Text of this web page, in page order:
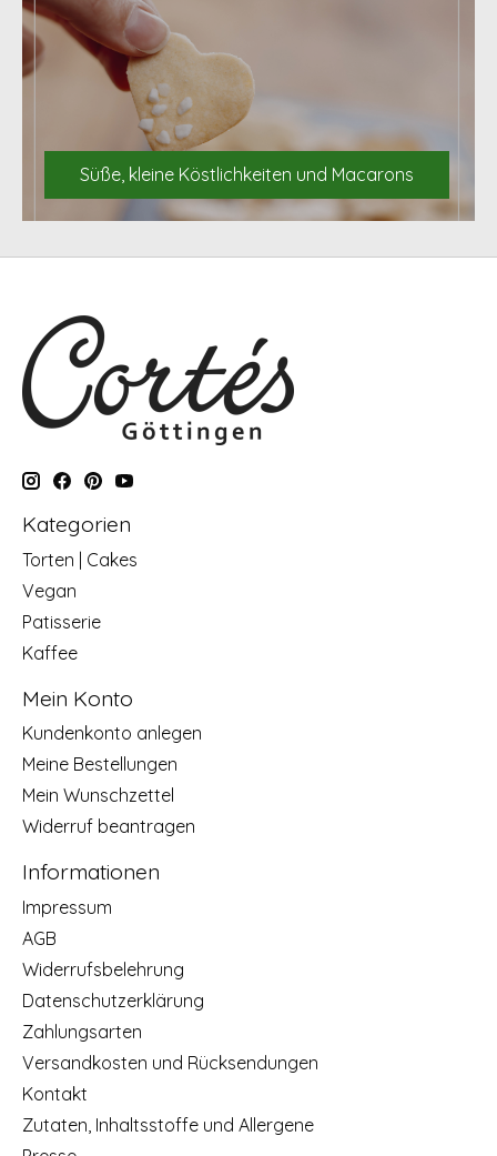
Süße, kleine Köstlichkeiten und Macarons
Kategorien
Torten | Cakes
Vegan
Patisserie
Kaffee
Mein Konto
Kundenkonto anlegen
Meine Bestellungen
Mein Wunschzettel
Widerruf beantragen
Informationen
Impressum
AGB
Widerrufsbelehrung
Datenschutzerklärung
Zahlungsarten
Versandkosten und Rücksendungen
Kontakt
Zutaten, Inhaltsstoffe und Allergene